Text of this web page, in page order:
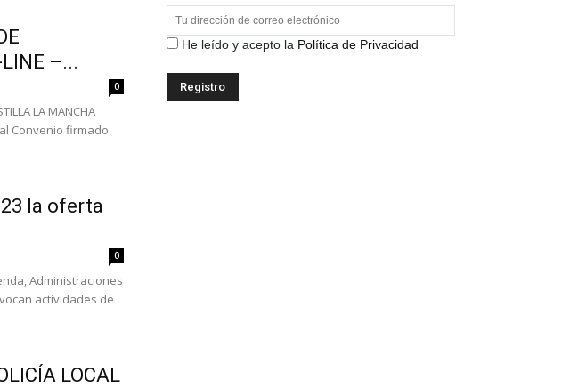
LINE –...
0
LA MANCHA
Convenio firmado
la oferta
0
Administraciones
actividades de
LOCAL
He leído y acepto la Política de Privacidad